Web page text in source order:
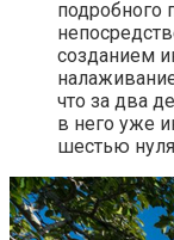
подробного
созданием
что за два
в него уже
шестью